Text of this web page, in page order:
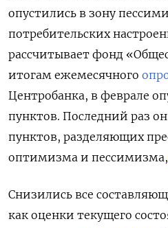
опустились в зону
потребительских
рассчитывает фонд
итогам ежемесячного
Центробанка, в феврале
пунктов. Последний раз
пунктов, разделяющих
оптимизма и пессимизма,
Снизились все
как оценки текущего